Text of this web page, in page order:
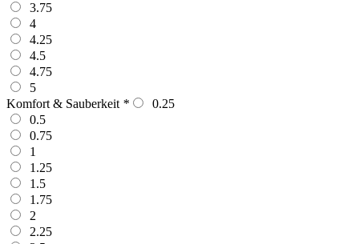
3.75
4
4.25
4.5
4.75
5
Komfort & Sauberkeit *
0.25
0.5
0.75
1
1.25
1.5
1.75
2
2.25